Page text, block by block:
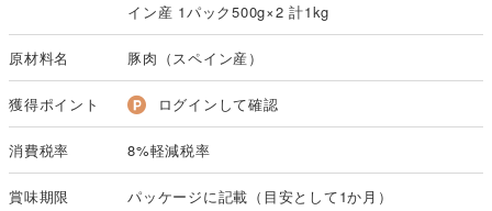
イン産 1パック500g×2 計1kg
原材料名 豚肉（スペイン産）
獲得ポイント ログインして確認
消費税率 8%軽減税率
賞味期限 パッケージに記載（目安として1か月）